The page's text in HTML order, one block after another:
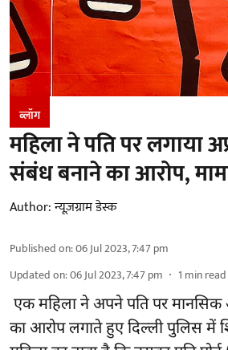
ब्लॉग
महिला ने पति पर लगाया
संबंध बनाने का आरोप,
Author:न्यूज़ग्राम डेस्क
Published on:06 Jul 2023, 7:47 pm
Updated on:06 Jul 2023, 7:47 pm 1 min read
एक महिला ने अपने पति पर मानसिक
का आरोप लगाते हुए दिल्ली पुलिस में